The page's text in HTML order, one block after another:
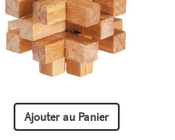
Ajouter au Panier